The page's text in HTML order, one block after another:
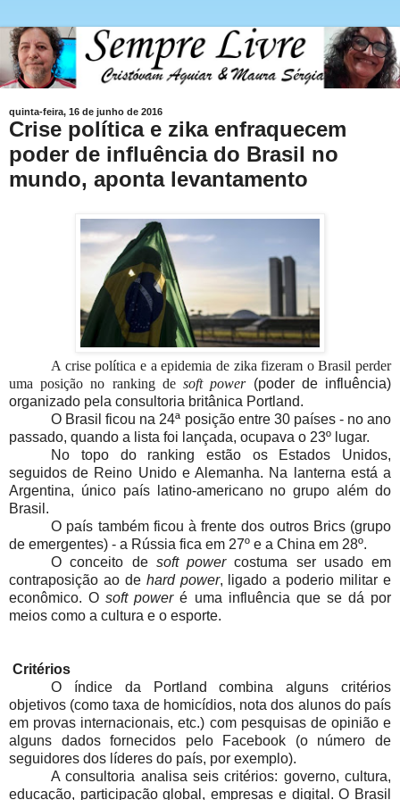
quinta-feira, 16 de junho de 2016
Crise política e zika enfraquecem
poder de influência do Brasil no
mundo, aponta levantamento
A crise política e a epidemia de zika fizeram o Brasil perder
uma posição no ranking desoft power (poder de influência)
organizado pela consultoria britânica Portland.
O Brasil ficou na 24ª posição entre 30 países - no ano
passado, quando a lista foi lançada, ocupava o 23º lugar.
No topo do ranking estão os Estados Unidos,
seguidos de Reino Unido e Alemanha. Na lanterna está a
Argentina, único país latino-americano no grupo além do
Brasil.
O país também ficou à frente dos outros Brics (grupo
de emergentes) - a Rússia fica em 27º e a China em 28º.
O conceito de soft powercostuma ser usado em
contraposição ao de hard power, ligado a poderio militar e
econômico. Osoft poweré uma influência que se dá por
meios como a cultura e o esporte.
Critérios
O índice da Portland combina alguns critérios
objetivos (como taxa de homicídios, nota dos alunos do país
em provas internacionais, etc.) com pesquisas de opinião e
alguns dados fornecidos pelo Facebook (o número de
seguidores dos líderes do país, por exemplo).
A consultoria analisa seis critérios: governo, cultura,
educação, participação global, empresas e digital.O Brasil